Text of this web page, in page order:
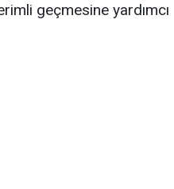
geçmesine yardımcı